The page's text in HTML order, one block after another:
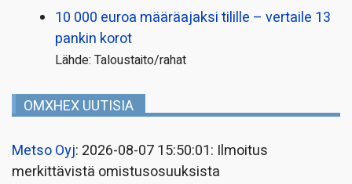
10 000 euroa määräajaksi tilille – vertaile 13
pankin korot
Lähde: Taloustaito/rahat
OMXHEX UUTISIA
Metso Oyj: 2026-08-07 15:50:01: Ilmoitus
merkittävistä omistusosuuksista